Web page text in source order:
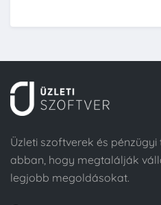
Üzleti szoftverek és
abban, hogy megtalálják
legjobb megoldásokat.